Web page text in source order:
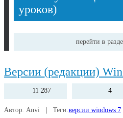
уроков)
перейти в
Выберите тег, чтобы быстро найти
Версии (редакции)
11 287 4
Автор: Anvi | Теги:версии windows 7